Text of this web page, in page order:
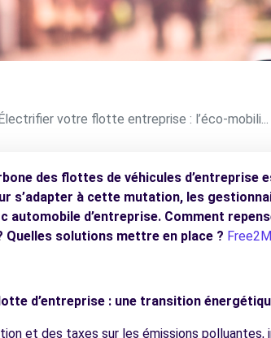
votre flotte entreprise : l’éco-mobili...
des flottes de véhicules
s’adapter à cette mutation, les
automobile d’entreprise. Comment
solutions mettre en place ?
d’entreprise : une transition
et des taxes sur les émissions